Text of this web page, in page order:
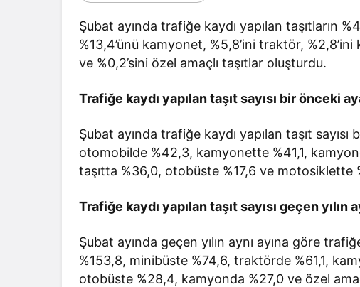
Şubat ayında trafiğe kaydı yapılan taşıtların
%13,4’ünü kamyonet, %5,8’ini traktör,
ve %0,2’sini özel amaçlı taşıtlar oluşturdu.
Trafiğe kaydı yapılan taşıt sayısı bir önceki
Şubat ayında trafiğe kaydı yapılan taşıt
otomobilde %42,3, kamyonette %41,1,
taşıtta %36,0, otobüste %17,6 ve motosiklette
Trafiğe kaydı yapılan taşıt sayısı geçen yılın
Şubat ayında geçen yılın aynı ayına göre
%153,8, minibüste %74,6, traktörde %61,1,
otobüste %28,4, kamyonda %27,0 ve özel